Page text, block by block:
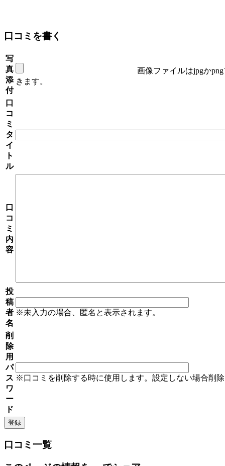
口コミを書く
写
真
添
付
画像ファイルはjpgか
きます。
口
コ
ミ
タ
イ
ト
ル
口
コ
ミ
内
容
投
稿
者
名
※未入力の場合、匿名と表示されます。
削
除
用
パ
ス
ワ
ー
ド
※口コミを削除する時に使用します。設定しない場合削
口コミ一覧